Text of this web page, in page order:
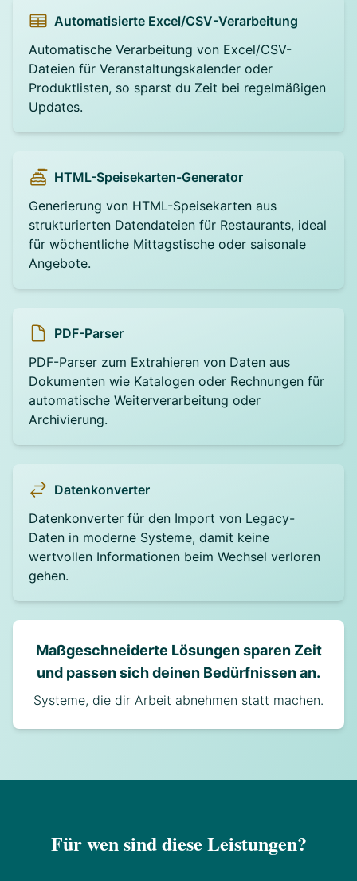
Automatisierte Excel/CSV-Verarbeitung
Automatische Verarbeitung von Excel/CSV-
Dateien für Veranstaltungskalender oder
Produktlisten, so sparst du Zeit bei regelmäßigen
Updates.
HTML-Speisekarten-Generator
Generierung von HTML-Speisekarten aus
strukturierten Datendateien für Restaurants, ideal
für wöchentliche Mittagstische oder saisonale
Angebote.
PDF-Parser
PDF-Parser zum Extrahieren von Daten aus
Dokumenten wie Katalogen oder Rechnungen für
automatische Weiterverarbeitung oder
Archivierung.
Datenkonverter
Datenkonverter für den Import von Legacy-
Daten in moderne Systeme, damit keine
wertvollen Informationen beim Wechsel verloren
gehen.
Maßgeschneiderte Lösungensparen Zeit
und passen sich deinen Bedürfnissen an.
Systeme, die dir Arbeit abnehmen statt machen.
Für wen sind diese Leistungen?